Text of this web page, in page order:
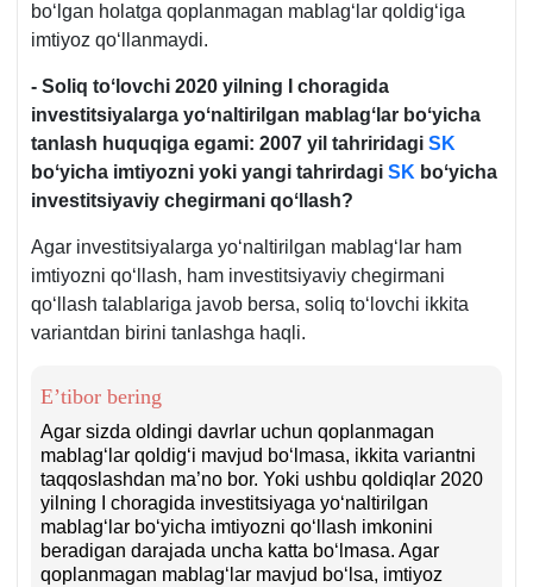
boʻlgan holatga qoplanmagan mablagʻlar qoldigʻiga
imtiyoz qoʻllanmaydi.
- Soliq toʻlovchi 2020 yilning I choragida
investitsiyalarga yoʻnaltirilgan mablagʻlar boʻyicha
tanlash huquqiga egami: 2007 yil tahriridagi SK
boʻyicha imtiyozni yoki yangi tahrirdagi SK boʻyicha
investitsiyaviy chegirmani qoʻllash?
Agar investitsiyalarga yoʻnaltirilgan mablagʻlar ham
imtiyozni qoʻllash, ham investitsiyaviy chegirmani
qoʻllash talablariga javob bersa, soliq toʻlovchi ikkita
variantdan birini tanlashga haqli.
E’tibor bering
Agar sizda oldingi davrlar uchun qoplanmagan
mablagʻlar qoldigʻi mavjud boʻlmasa, ikkita variantni
taqqoslashdan ma’no bor. Yoki ushbu qoldiqlar 2020
yilning I choragida investitsiyaga yoʻnaltirilgan
mablagʻlar boʻyicha imtiyozni qoʻllash imkonini
beradigan darajada uncha katta boʻlmasa. Agar
qoplanmagan mablagʻlar mavjud boʻlsa, imtiyoz